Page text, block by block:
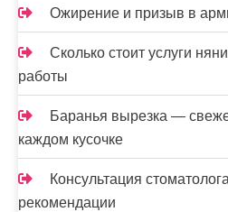
Ожирение и призыв в
Сколько стоит услуги
работы
Баранья вырезка —
каждом кусочке
Консультация
рекомендации